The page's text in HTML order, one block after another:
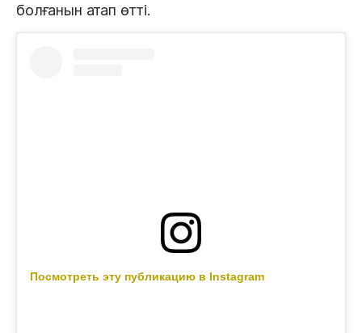
болғанын атап өтті.
Посмотреть эту публикацию в Instagram